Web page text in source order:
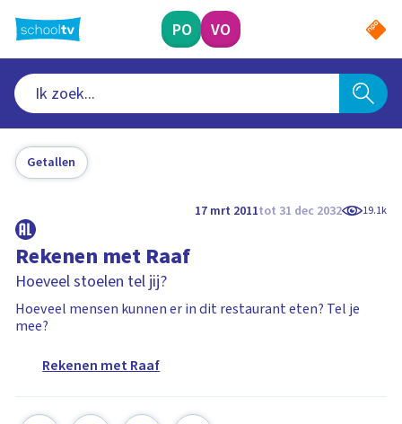
naar
hoofdinhoud
PO VO
Getallen
17 mrt 2011tot 31 dec 2032 19.1k
Rekenen met Raaf
Hoeveel stoelen tel jij?
Hoeveel mensen kunnen er in dit restaurant eten? Tel je
mee?
Rekenen met Raaf